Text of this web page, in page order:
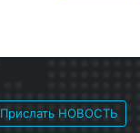
Прислать НОВОСТЬ